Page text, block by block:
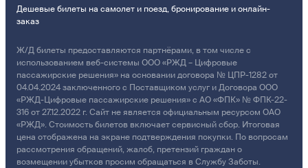
Дешевые билеты на самолет и поезд, бронирование и онлайн-
заказ
Ж/Д билеты предоставляются партнёрами, в том числе с
использованием веб-системы ООО «РЖД – Цифровые
пассажирские решения» на основании договора № ЦПР-1282 от
04.04.2024 заключенного с Поставщиком услуг и Договора ООО
«РЖД-Цифровые пассажирские решения» с АО «ФПК» № ФПК-22-
316 от 27.12.2022 г. Сайт не является официальным ресурсом ОАО
«РЖД». Стоимость билетов включает сервисный сбор. Итоговая
цена отображена на экране подтверждения покупки. По вопросам
рассмотрения обращений, жалоб, претензий граждан о
возмещении убытков просим обращаться в Службу Заботы.